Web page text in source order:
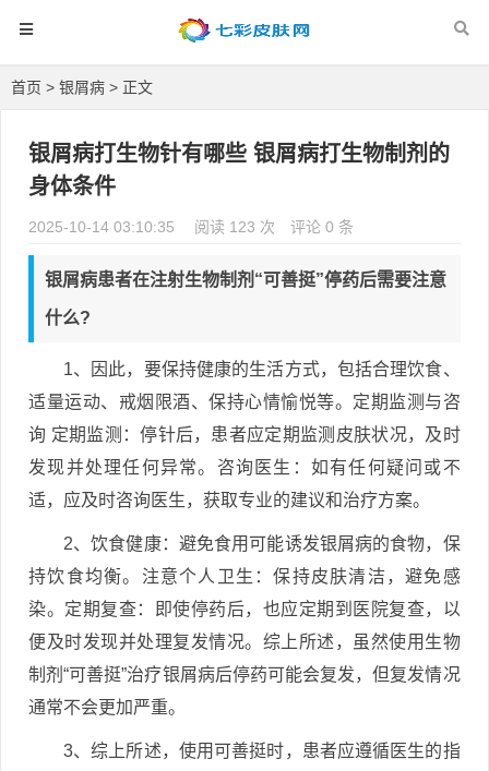
首页 > 银屑病 > 正文
银屑病打生物针有哪些 银屑病打生物制剂的
身体条件
2025-10-14 03:10:35 阅读 123 次 评论 0 条
银屑病患者在注射生物制剂“可善挺”停药后需要注意
什么?
1、因此，要保持健康的生活方式，包括合理饮食、
适量运动、戒烟限酒、保持心情愉悦等。定期监测与咨
询 定期监测：停针后，患者应定期监测皮肤状况，及时
发现并处理任何异常。咨询医生：如有任何疑问或不
适，应及时咨询医生，获取专业的建议和治疗方案。
2、饮食健康：避免食用可能诱发银屑病的食物，保
持饮食均衡。注意个人卫生：保持皮肤清洁，避免感
染。定期复查：即使停药后，也应定期到医院复查，以
便及时发现并处理复发情况。综上所述，虽然使用生物
制剂“可善挺”治疗银屑病后停药可能会复发，但复发情况
通常不会更加严重。
3、综上所述，使用可善挺时，患者应遵循医生的指